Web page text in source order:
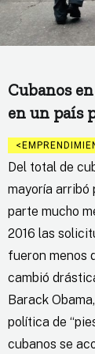
Cubanos
en un país
Del total de
mayoría
parte mucho
2016 las
fueron menos
cambió
Barack
política de
cubanos se